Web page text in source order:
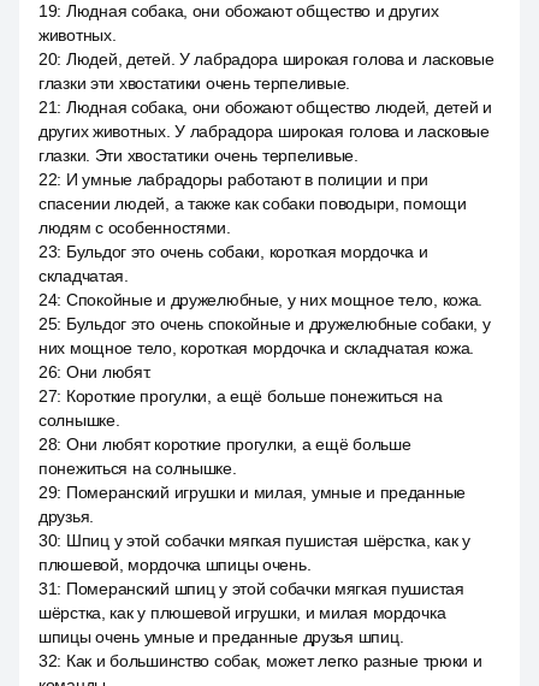
19: Людная собака, они обожают общество и других
животных.
20: Людей, детей. У лабрадора широкая голова и ласковые
глазки эти хвостатики очень терпеливые.
21: Людная собака, они обожают общество людей, детей и
других животных. У лабрадора широкая голова и ласковые
глазки. Эти хвостатики очень терпеливые.
22: И умные лабрадоры работают в полиции и при
спасении людей, а также как собаки поводыри, помощи
людям с особенностями.
23: Бульдог это очень собаки, короткая мордочка и
складчатая.
24: Спокойные и дружелюбные, у них мощное тело, кожа.
25: Бульдог это очень спокойные и дружелюбные собаки, у
них мощное тело, короткая мордочка и складчатая кожа.
26: Они любят.
27: Короткие прогулки, а ещё больше понежиться на
солнышке.
28: Они любят короткие прогулки, а ещё больше
понежиться на солнышке.
29: Померанский игрушки и милая, умные и преданные
друзья.
30: Шпиц у этой собачки мягкая пушистая шёрстка, как у
плюшевой, мордочка шпицы очень.
31: Померанский шпиц у этой собачки мягкая пушистая
шёрстка, как у плюшевой игрушки, и милая мордочка
шпицы очень умные и преданные друзья шпиц.
32: Как и большинство собак, может легко разные трюки и